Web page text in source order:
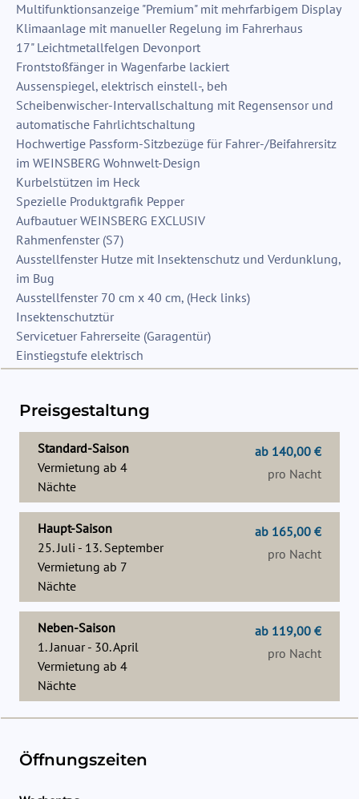
Multifunktionsanzeige "Premium" mit mehrfarbigem Display
Klimaanlage mit manueller Regelung im Fahrerhaus
17" Leichtmetallfelgen Devonport
Frontstoßfänger in Wagenfarbe lackiert
Aussenspiegel, elektrisch einstell-, beh
Scheibenwischer-Intervallschaltung mit Regensensor und
automatische Fahrlichtschaltung
Hochwertige Passform-Sitzbezüge für Fahrer-/Beifahrersitz
im WEINSBERG Wohnwelt-Design
Kurbelstützen im Heck
Spezielle Produktgrafik Pepper
Aufbautuer WEINSBERG EXCLUSIV
Rahmenfenster (S7)
Ausstellfenster Hutze mit Insektenschutz und Verdunklung,
im Bug
Ausstellfenster 70 cm x 40 cm, (Heck links)
Insektenschutztür
Servicetuer Fahrerseite (Garagentür)
Einstiegstufe elektrisch
Preisgestaltung
Standard-Saison
Vermietung ab 4
Nächte
ab 140,00 €
pro Nacht
Haupt-Saison
25. Juli - 13. September
Vermietung ab 7
Nächte
ab 165,00 €
pro Nacht
Neben-Saison
1. Januar - 30. April
Vermietung ab 4
Nächte
ab 119,00 €
pro Nacht
Öffnungszeiten